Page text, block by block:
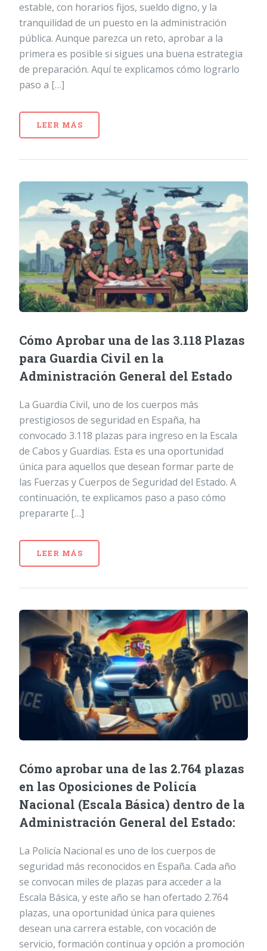
estable, con horarios fijos, sueldo digno, y la
tranquilidad de un puesto en la administración
pública. Aunque parezca un reto, aprobar a la
primera es posible si sigues una buena estrategia
de preparación. Aquí te explicamos cómo lograrlo
paso a […]
LEER MÁS
Cómo Aprobar una de las 3.118 Plazas
para Guardia Civil en la
Administración General del Estado
La Guardia Civil, uno de los cuerpos más
prestigiosos de seguridad en España, ha
convocado 3.118 plazas para ingreso en la Escala
de Cabos y Guardias. Esta es una oportunidad
única para aquellos que desean formar parte de
las Fuerzas y Cuerpos de Seguridad del Estado. A
continuación, te explicamos paso a paso cómo
prepararte […]
LEER MÁS
Cómo aprobar una de las 2.764 plazas
en las Oposiciones de Policía
Nacional (Escala Básica) dentro de la
Administración General del Estado:
La Policía Nacional es uno de los cuerpos de
seguridad más reconocidos en España. Cada año
se convocan miles de plazas para acceder a la
Escala Básica, y este año se han ofertado 2.764
plazas, una oportunidad única para quienes
desean una carrera estable, con vocación de
servicio, formación continua y opción a promoción